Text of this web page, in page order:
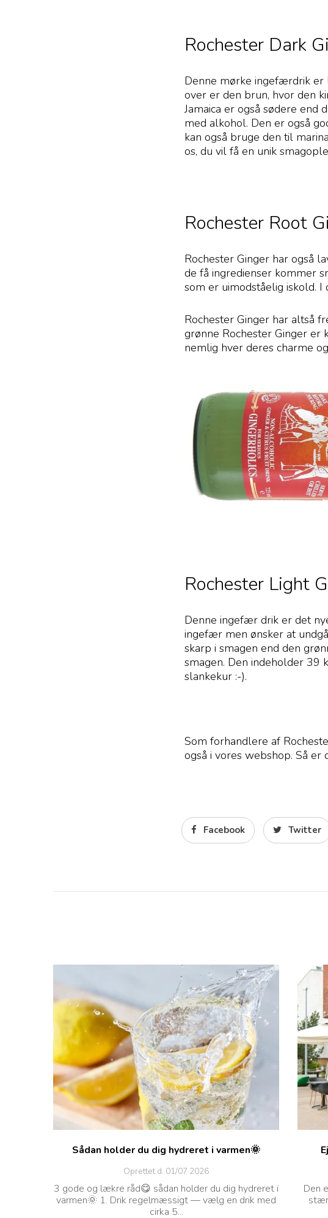
Rochester Dark
Denne mørke ingefærdrik er
over er den brun, hvor den
Jamaica er også sødere
med alkohol. Den er også
kan også bruge den til
os, du vil få en unik
Rochester Root
Rochester Ginger har også
de få ingredienser kommer
som er uimodståelig iskold.
Rochester Ginger har altså
grønne Rochester Ginger er
nemlig hver deres charme
Rochester Light
Denne ingefær drik er det
ingefær men ønsker at
skarp i smagen end den
smagen. Den indeholder 39
slankekur :-).
Som forhandlere af
også i vores webshop. Så
Facebook Twitter
Sådan holder du dig hydreret i varmen🌞
Oprettet d. 01/07 2026
3 gode og lækre råd😋 sådan holder du dig hydreret i
varmen🌞 1. Drik regelmæssigt — vælg en drik med
cirka 5...
Den